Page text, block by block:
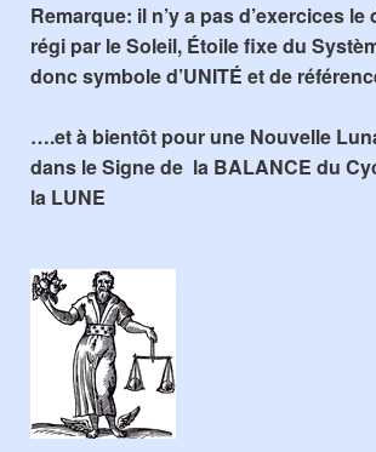
Remarque: il n’y a pas d’exercices
régi par le Soleil, Étoile fixe du
donc symbole d’UNITÉ et de
….et à bientôt pour une Nouvelle
dans le Signe de la BALANCE du
la LUNE